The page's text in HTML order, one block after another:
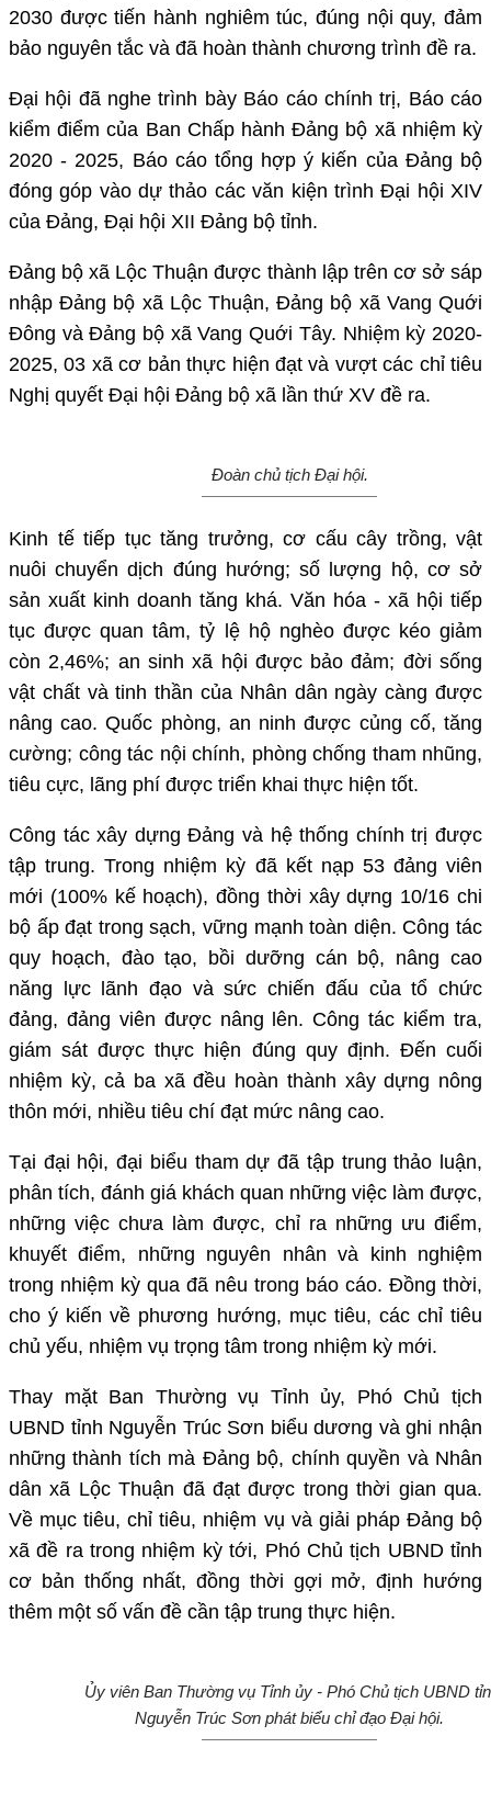
2030 được tiến hành nghiêm túc, đúng nội quy, đảm
bảo nguyên tắc và đã hoàn thành chương trình đề ra.
Đại hội đã nghe trình bày Báo cáo chính trị, Báo cáo
kiểm điểm của Ban Chấp hành Đảng bộ xã nhiệm kỳ
2020 - 2025, Báo cáo tổng hợp ý kiến của Đảng bộ
đóng góp vào dự thảo các văn kiện trình Đại hội XIV
của Đảng, Đại hội XII Đảng bộ tỉnh.
Đảng bộ xã Lộc Thuận được thành lập trên cơ sở sáp
nhập Đảng bộ xã Lộc Thuận, Đảng bộ xã Vang Quới
Đông và Đảng bộ xã Vang Quới Tây. Nhiệm kỳ 2020-
2025, 03 xã cơ bản thực hiện đạt và vượt các chỉ tiêu
Nghị quyết Đại hội Đảng bộ xã lần thứ XV đề ra.
Đoàn chủ tịch Đại hội.
Kinh tế tiếp tục tăng trưởng, cơ cấu cây trồng, vật
nuôi chuyển dịch đúng hướng; số lượng hộ, cơ sở
sản xuất kinh doanh tăng khá. Văn hóa - xã hội tiếp
tục được quan tâm, tỷ lệ hộ nghèo được kéo giảm
còn 2,46%; an sinh xã hội được bảo đảm; đời sống
vật chất và tinh thần của Nhân dân ngày càng được
nâng cao. Quốc phòng, an ninh được củng cố, tăng
cường; công tác nội chính, phòng chống tham nhũng,
tiêu cực, lãng phí được triển khai thực hiện tốt.
Công tác xây dựng Đảng và hệ thống chính trị được
tập trung. Trong nhiệm kỳ đã kết nạp 53 đảng viên
mới (100% kế hoạch), đồng thời xây dựng 10/16 chi
bộ ấp đạt trong sạch, vững mạnh toàn diện. Công tác
quy hoạch, đào tạo, bồi dưỡng cán bộ, nâng cao
năng lực lãnh đạo và sức chiến đấu của tổ chức
đảng, đảng viên được nâng lên. Công tác kiểm tra,
giám sát được thực hiện đúng quy định. Đến cuối
nhiệm kỳ, cả ba xã đều hoàn thành xây dựng nông
thôn mới, nhiều tiêu chí đạt mức nâng cao.
Tại đại hội, đại biểu tham dự đã tập trung thảo luận,
phân tích, đánh giá khách quan những việc làm được,
những việc chưa làm được, chỉ ra những ưu điểm,
khuyết điểm, những nguyên nhân và kinh nghiệm
trong nhiệm kỳ qua đã nêu trong báo cáo. Đồng thời,
cho ý kiến về phương hướng, mục tiêu, các chỉ tiêu
chủ yếu, nhiệm vụ trọng tâm trong nhiệm kỳ mới.
Thay mặt Ban Thường vụ Tỉnh ủy, Phó Chủ tịch
UBND tỉnh Nguyễn Trúc Sơn biểu dương và ghi nhận
những thành tích mà Đảng bộ, chính quyền và Nhân
dân xã Lộc Thuận đã đạt được trong thời gian qua.
Về mục tiêu, chỉ tiêu, nhiệm vụ và giải pháp Đảng bộ
xã đề ra trong nhiệm kỳ tới, Phó Chủ tịch UBND tỉnh
cơ bản thống nhất, đồng thời gợi mở, định hướng
thêm một số vấn đề cần tập trung thực hiện.
Ủy viên Ban Thường vụ Tỉnh ủy - Phó Chủ tịch UBND
Nguyễn Trúc Sơn phát biểu chỉ đạo Đại hội.